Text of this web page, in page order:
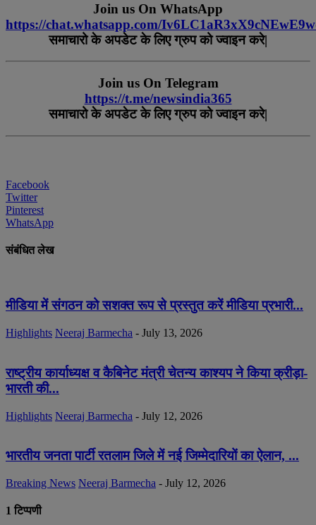
Join us On WhatsApp
https://chat.whatsapp.com/
समाचारो के अपडेट के लिए ग्रुप को ज्वाइन करे|
Join us On Telegram
https://t.me/newsindia365
समाचारोकेअपडेटकेलिएग्रुपकोज्वाइनकरे|
Facebook
Twitter
Pinterest
WhatsApp
संबंधित लेख
मीडिया में संगठन को सशक्त रूप से प्रस्तुत करें मीडिया प्रभारी...
Highlights Neeraj Barmecha - July 13, 2026
राष्ट्रीय कार्याध्यक्ष व कैबिनेट मंत्री चेतन्य काश्यप ने किया क्रीड़ा-
भारती की...
Highlights Neeraj Barmecha - July 12, 2026
भारतीय जनता पार्टी रतलाम जिले में नई जिम्मेदारियों का ऐलान, ...
Breaking News Neeraj Barmecha - July 12, 2026
1 टिप्पणी